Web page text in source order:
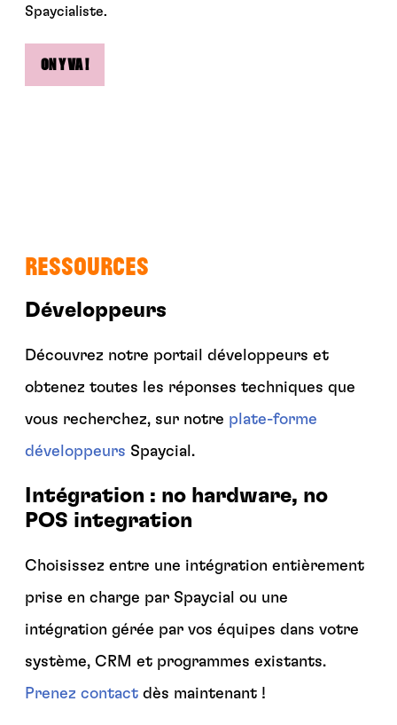
Spaycialiste.
RESSOURCES
Développeurs
Découvrez notre portail développeurs et
obtenez toutes les réponses techniques que
vous recherchez, sur notre plate-forme
développeurs Spaycial.
Intégration : no hardware, no
POS integration
Choisissez entre une intégration entièrement
prise en charge par Spaycial ou une
intégration gérée par vos équipes dans votre
système, CRM et programmes existants.
Prenez contactdès maintenant !